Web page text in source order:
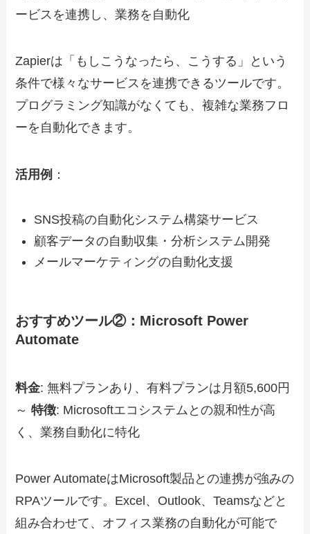
ービスを連携し、業務を自動化
Zapierは「もしこうなったら、こうする」という
条件で様々なサービスを連携できるツールです。
プログラミング知識がなくても、複雑な業務フロ
ーを自動化できます。
活用例 ：
SNS投稿の自動化システム構築サービス
顧客データの自動収集・分析システム開発
メールマーケティングの自動化支援
おすすめツール②：Microsoft Power
Automate
料金: 無料プランあり、有料プランは月額5,600円
～特徴: Microsoftエコシステムとの親和性が高
く、業務自動化に特化
Power AutomateはMicrosoft製品との連携が強みの
RPAツールです。Excel、Outlook、Teamsなどと
組み合わせて、オフィス業務の自動化が可能で